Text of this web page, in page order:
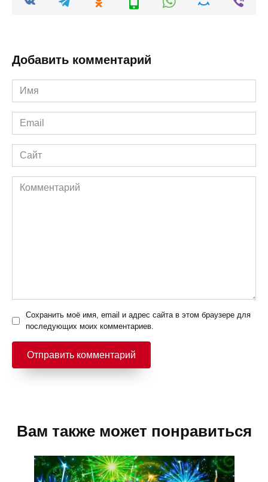
Добавить комментарий
Имя
*
Email
*
Сайт
Комментарий
Сохранить моё имя, email и адрес сайта в этом браузере для
последующих моих комментариев.
Вам также может понравиться